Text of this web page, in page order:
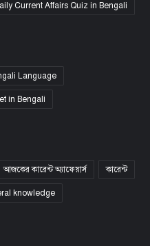
Current Affairs Quiz in Bengali
Language
in Bengali
আজকের কারেন্ট অ্যাফেয়ার্স কারেন্ট
knowledge